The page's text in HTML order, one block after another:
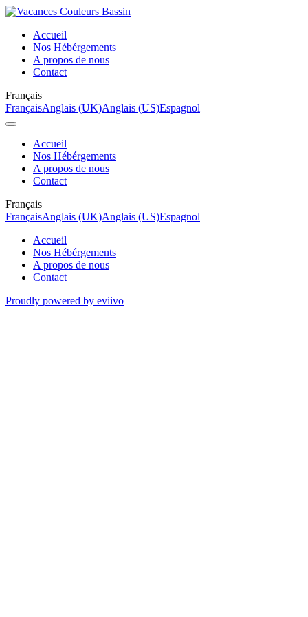
Accueil
Nos Hébérgements
A propos de nous
Contact
Français
FrançaisAnglais (UK)Anglais (US)Espagnol
Accueil
Nos Hébérgements
A propos de nous
Contact
Français
FrançaisAnglais (UK)Anglais (US)Espagnol
Accueil
Nos Hébérgements
A propos de nous
Contact
Proudly powered by eviivo